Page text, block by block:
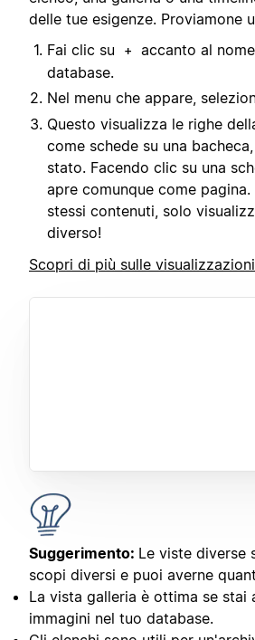
delle tue esigenze. Proviamone
Fai clic su
+
accanto al
database.
Nel menu che appare,
Questo visualizza le righe
come schede su una
stato. Facendo clic su una
apre comunque come
stessi contenuti, solo
diverso!
Scopri di più sulle
Suggerimento: Le viste diverse
scopi diversi e puoi averne
La vista galleria è ottima se stai
immagini nel tuo database.